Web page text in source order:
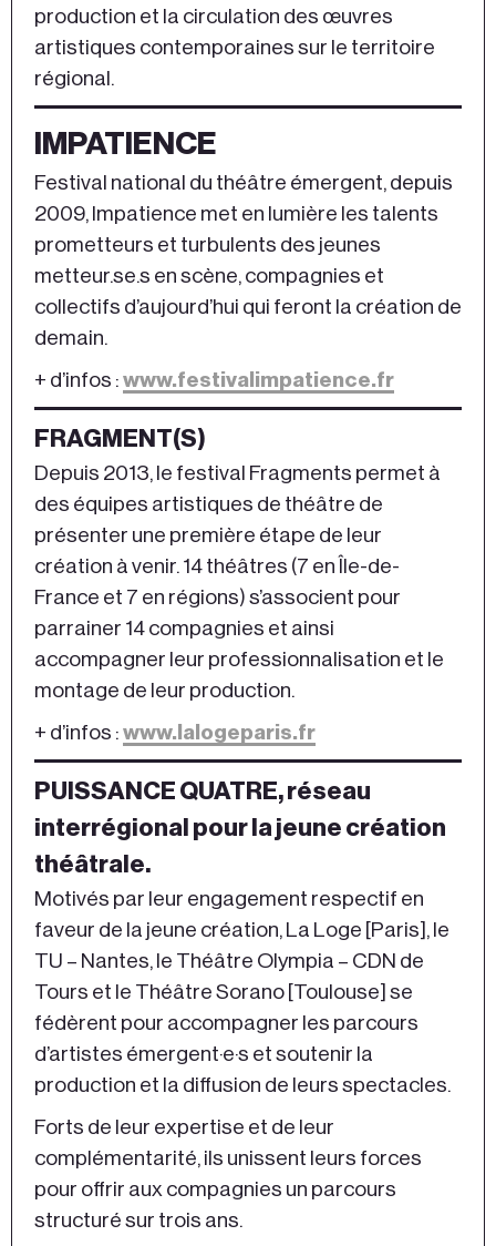
production et la circulation des œuvres
artistiques contemporaines sur le territoire
régional.
IMPATIENCE
Festival national du théâtre émergent, depuis
2009, Impatience met en lumière les talents
prometteurs et turbulents des jeunes
metteur.se.s en scène, compagnies et
collectifs d’aujourd’hui qui feront la création de
demain.
+ d’infos : www.festivalimpatience.fr
FRAGMENT(S)
Depuis 2013, le festival Fragments permet à
des équipes artistiques de théâtre de
présenter une première étape de leur
création à venir. 14 théâtres (7 en Île-de-
France et 7 en régions) s’associent pour
parrainer 14 compagnies et ainsi
accompagner leur professionnalisation et le
montage de leur production.
+ d’infos : www.lalogeparis.fr
PUISSANCE QUATRE, réseau
interrégional pour la jeune création
théâtrale.
Motivés par leur engagement respectif en
faveur de la jeune création, La Loge [Paris], le
TU – Nantes, le Théâtre Olympia – CDN de
Tours et le Théâtre Sorano [Toulouse] se
fédèrent pour accompagner les parcours
d’artistes émergent·e·s et soutenir la
production et la diffusion de leurs spectacles.
Forts de leur expertise et de leur
complémentarité, ils unissent leurs forces
pour offrir aux compagnies un parcours
structuré sur trois ans.